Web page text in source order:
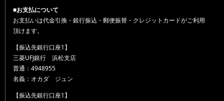
■お支払について
お支払いは代金引換・銀行振込・郵便振替・クレジットカードがご利用
頂けます。
【振込先銀行口座1】
三菱UFJ銀行 浜松支店
普通：4948955
名義：オカダ ジュン
【振込先銀行口座1】